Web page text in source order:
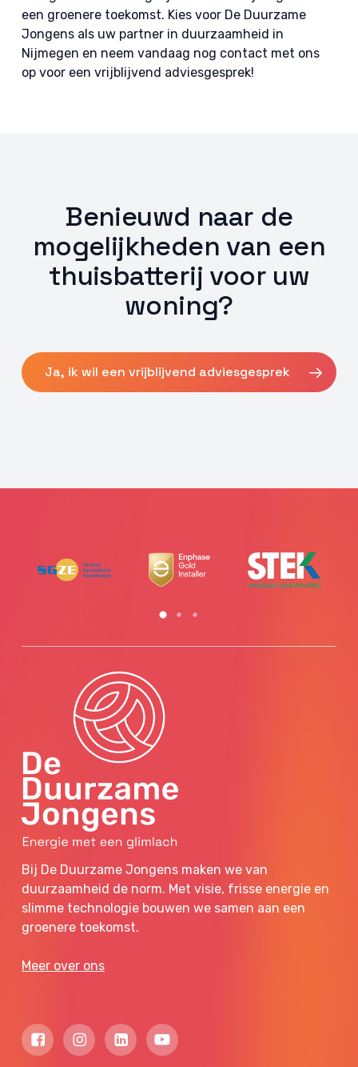
een groenere toekomst. Kies voor De Duurzame
Jongens als uw partner in duurzaamheid in
Nijmegen en neem vandaag nog contact met ons
op voor een vrijblijvend adviesgesprek!
Benieuwd naar de
mogelijkheden van een
thuisbatterij voor uw
woning?
Ja, ik wil een vrijblijvend adviesgesprek
Bij De Duurzame Jongens maken we van
duurzaamheid de norm. Met visie, frisse energie en
slimme technologie bouwen we samen aan een
groenere toekomst.
Meer over ons